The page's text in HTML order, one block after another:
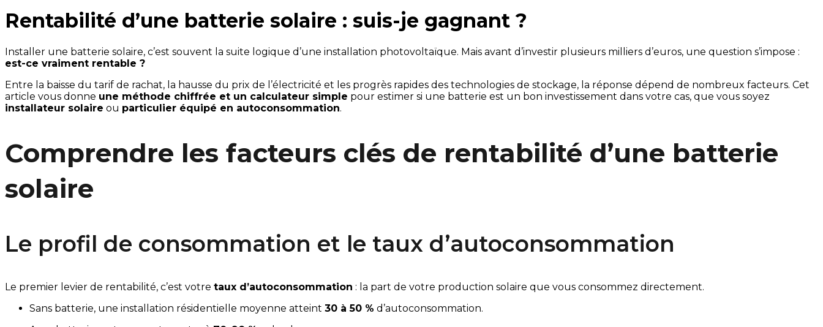
Rentabilité d’une batterie solaire : suis-je gagnant ?
est-ce vraiment rentable ?
Entre la baisse du tarif de rachat, la hausse du prix de l’électricité et les progrès rapides des technologies de stockage, la réponse dépend de nombreux facteurs. Cet
article vous donne une méthode chiffrée et un calculateur simple
installateur solaire ou particulier équipé en autoconsommation.
Comprendre les facteurs clés de rentabilité d’une batterie
solaire
Le profil de consommation et le taux d’autoconsommation
Le premier levier de rentabilité, c’est votre taux d’autoconsommation : la part de votre production solaire que vous consommez directement.
Sans batterie, une installation résidentielle moyenne atteint 30 à 50 % d’autoconsommation.